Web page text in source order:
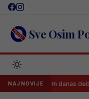
Skip
content Sve Osim
NAJNOVIJE
Kerim danas debituje za